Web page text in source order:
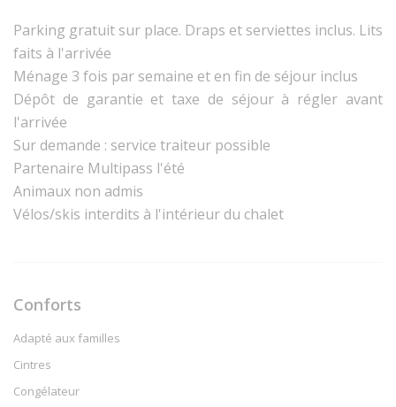
Parking gratuit sur place. Draps et serviettes inclus. Lits
faits à l'arrivée
Ménage 3 fois par semaine et en fin de séjour inclus
Dépôt de garantie et taxe de séjour à régler avant
l'arrivée
Sur demande : service traiteur possible
Partenaire Multipass l'été
Animaux non admis
Vélos/skis interdits à l'intérieur du chalet
Conforts
Adapté aux familles
Cintres
Congélateur